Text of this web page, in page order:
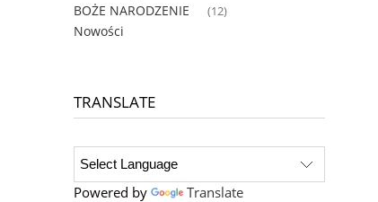
BOŻE NARODZENIE (12)
Nowości
TRANSLATE
Powered by Translate